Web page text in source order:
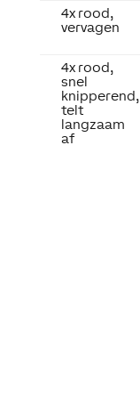
4x rood,
vervagen
4x rood,
snel
knipperend,
telt
langzaam
af